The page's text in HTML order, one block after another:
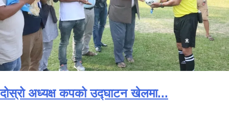
दोस्रो अध्यक्ष कपको उद्घाटन खेलमा...